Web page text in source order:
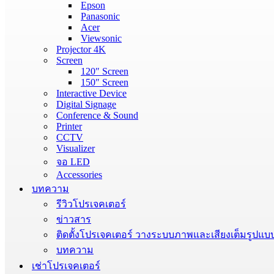
Epson
Panasonic
Acer
Viewsonic
Projector 4K
Screen
120″ Screen
150″ Screen
Interactive Device
Digital Signage
Conference & Sound
Printer
CCTV
Visualizer
จอ LED
Accessories
บทความ
รีวิวโปรเจคเตอร์
ข่าวสาร
ติดตั้งโปรเจคเตอร์ วางระบบภาพและเสียงเต็มรูปแบ
บทความ
เช่าโปรเจคเตอร์